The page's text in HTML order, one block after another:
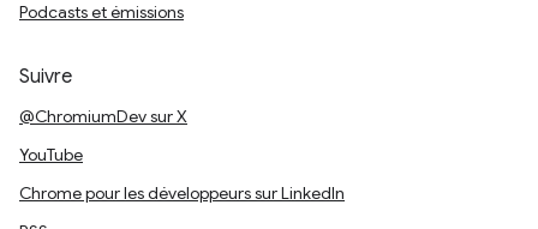
Podcasts et émissions
Suivre
@ChromiumDev sur X
YouTube
Chrome pour les développeurs sur LinkedIn